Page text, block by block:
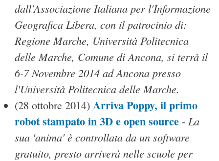
dall'Associazione Italiana per l'Informazione
Geografica Libera, con il patrocinio di:
Regione Marche, Università Politecnica
delle Marche, Comune di Ancona, si terrà il
6-7 Novembre 2014 ad Ancona presso
l'Università Politecnica delle Marche.
(28 ottobre 2014) Arriva Poppy, il primo
robot stampato in 3D e open source - La
sua 'anima' è controllata da un software
gratuito, presto arriverà nelle scuole per